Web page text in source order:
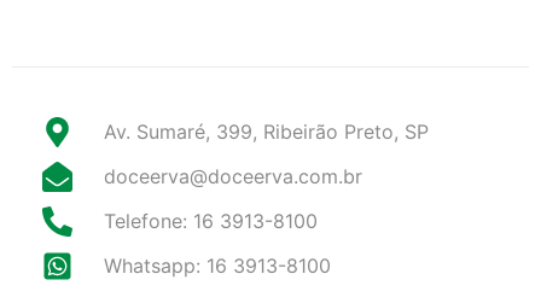
Av. Sumaré, 399, Ribeirão Preto, SP
doceerva@doceerva.com.br
Telefone: 16 3913-8100
Whatsapp: 16 3913-8100